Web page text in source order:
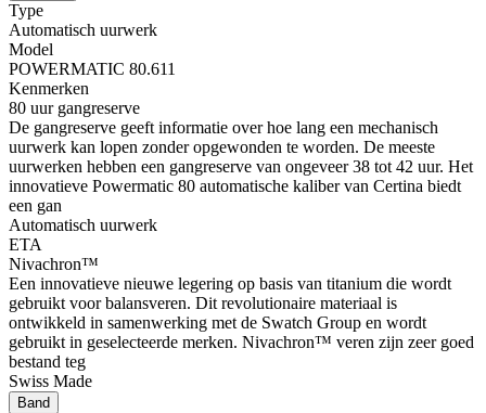
Type
Automatisch uurwerk
Model
POWERMATIC 80.611
Kenmerken
80 uur gangreserve
De gangreserve geeft informatie over hoe lang een mechanisch
uurwerk kan lopen zonder opgewonden te worden. De meeste
uurwerken hebben een gangreserve van ongeveer 38 tot 42 uur. Het
innovatieve Powermatic 80 automatische kaliber van Certina biedt
een gan
Automatisch uurwerk
ETA
Nivachron™
Een innovatieve nieuwe legering op basis van titanium die wordt
gebruikt voor balansveren. Dit revolutionaire materiaal is
ontwikkeld in samenwerking met de Swatch Group en wordt
gebruikt in geselecteerde merken. Nivachron™ veren zijn zeer goed
bestand teg
Swiss Made
Band